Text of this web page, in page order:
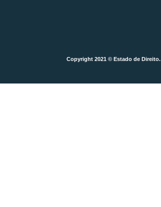
Copyright 2021 © Estado de Direito.